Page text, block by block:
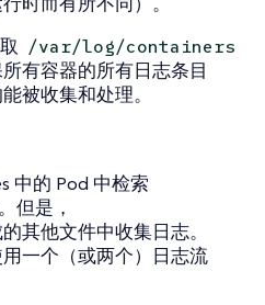
/var/log/containers
有容器的所有日志条目
被收集和处理。
中的 Pod 中检索
但是，
其他文件中收集日志。
一个（或两个）日志流